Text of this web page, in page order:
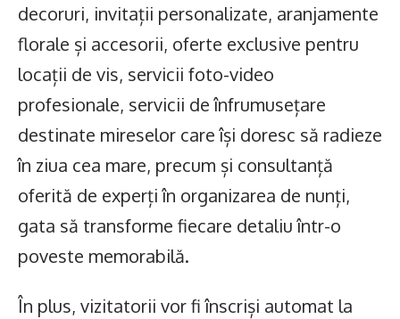
decoruri, invitații personalizate, aranjamente
florale și accesorii, oferte exclusive pentru
locații de vis, servicii foto-video
profesionale, servicii de înfrumusețare
destinate mireselor care își doresc să radieze
în ziua cea mare, precum și consultanță
oferită de experți în organizarea de nunți,
gata să transforme fiecare detaliu într-o
poveste memorabilă.
În plus, vizitatorii vor fi înscriși automat la